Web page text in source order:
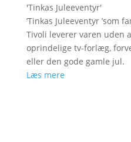
'Tinkas Juleeventyr'
’Tinkas Juleeventyr ’som
Tivoli leverer varen uden
oprindelige tv-forlæg,
eller den gode gamle jul.
Læs mere